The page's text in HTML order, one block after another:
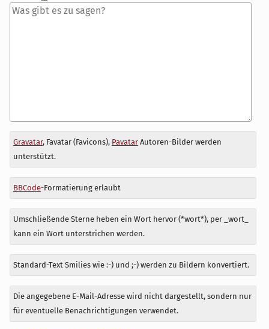
Antwort
zu
Gravatar, Favatar (Favicons), PavatarAutoren-Bilder werden
unterstützt.
BBCode-Formatierung erlaubt
Umschließende Sterne heben ein Wort hervor (*wort*), per _wort_
kann ein Wort unterstrichen werden.
Standard-Text Smilies wie :-) und ;-) werden zu Bildern konvertiert.
Die angegebene E-Mail-Adresse wird nicht dargestellt, sondern nur
für eventuelle Benachrichtigungen verwendet.